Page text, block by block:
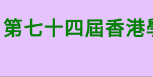
第七十四屆香